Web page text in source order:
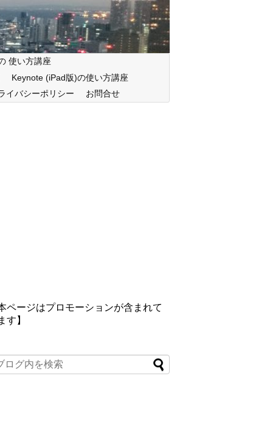
使い方講座
Keynote (iPad版)の使い方講座
イバシーポリシー お問合せ
本ページはプロモーションが含まれて
す】